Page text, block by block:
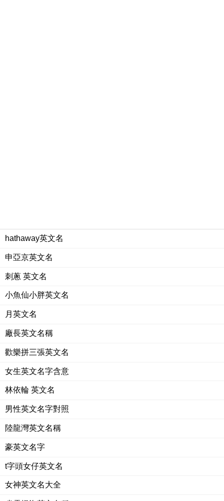
hathaway英文名
申亞京英文名
刺蔥 英文名
小魚仙小胖英文名
月英文名
廠長英文名稱
歡樂拼三張英文名
女生英文名字含意
林依輪 英文名
男性英文名字對照
陸龍灣英文名稱
豪英文名字
t字頭女仔英文名
女神英文名大全